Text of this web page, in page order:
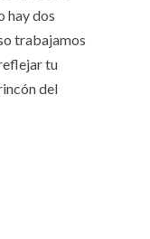
hay dos
trabajamos
tu
del